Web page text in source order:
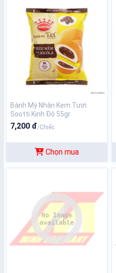
Bánh Mỳ Nhân Kem Tươi
Sootti Kinh Đô 55gr
7,200 đ/Chiếc
Chọn mua